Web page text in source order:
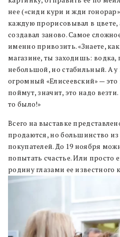
нее («сиди кури и жди
каждую прорисовывал в
создавал заново. Самое
именно привозить. «Знаете,
магазине, ты заходишь:
небольшой, но стабильный. А у
огромный «Елисеевский» — это
поймут, значит, это надо
то было!»
Всего на выставке
продаются, но большинство
покупателей. До 19 ноября
попытать счастье. Или просто
родину глазами ее известного